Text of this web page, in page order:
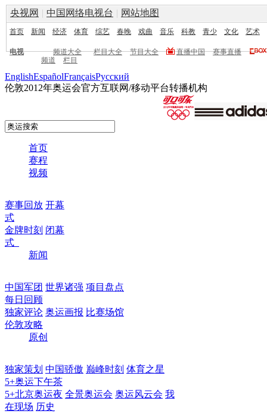
央视网 | 中国网络电视台 | 网站地图
首页 新闻 经济 体育 综艺 春晚 戏曲 音乐 科教 青少 文化 艺术
电视 频道大全 栏目大全 节目大全 直播中国
赛事直播
频道
栏目
EnglishEspañolFrançaisPусский
伦敦2012年奥运会官方互联网/移动平台转播机构
首页
赛程
视频
赛事回放 开幕
式
金牌时刻 闭幕
式
新闻
中国军团 世界诸强 项目盘点
每日回顾
独家评论 奥运画报 比赛场馆
伦敦攻略
原创
独家策划 中国骄傲 巅峰时刻 体育之星
5+奥运下午茶
5+北京奥运夜 全景奥运会 奥运风云会 我
在现场 历史